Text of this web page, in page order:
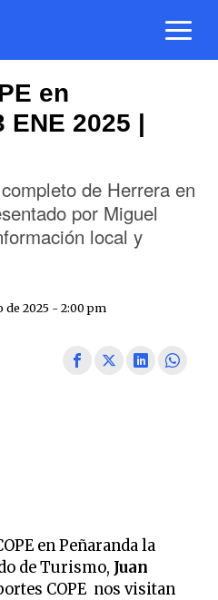
en
ENE 2025 |
de Herrera en
por Miguel
local y
de 2025 - 2:00 pm
en Peñaranda la
de Turismo, Juan
COPE nos visitan